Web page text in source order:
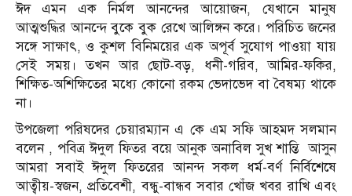
ঈদ এমন এক নির্মল আনন্দের আয়োজন, যেখানে মানুষ
আত্মশুদ্ধির আনন্দে বুকে বুক রেখে আলিঙ্গন করে। পরিচিত জনের
সঙ্গে সাক্ষাৎ, ও কুশল বিনিময়ের এক অপূর্ব সুযোগ পাওয়া যায়
সেই সময়। তখন আর ছোট-বড়, ধনী-গরিব, আমির-ফকির,
শিক্ষিত-অশিক্ষিতের মধ্যে কোনো রকম ভেদাভেদ বা বৈষম্য থাকে
না।
উপজেলা পরিষদের চেয়ারম্যান এ কে এম সফি আহমদ সলমান
বলেন , পবিত্র ঈদুল ফিতর বয়ে আনুক অনাবিল সুখ শান্তি আসুন
আমরা সবাই ঈদুল ফিতরের আনন্দ সকল ধর্ম-বর্ণ নির্বিশেষে
আত্বীয়-স্বজন, প্রতিবেশী, বন্ধু-বান্ধব সবার খোঁজ খবর রাখি এবং